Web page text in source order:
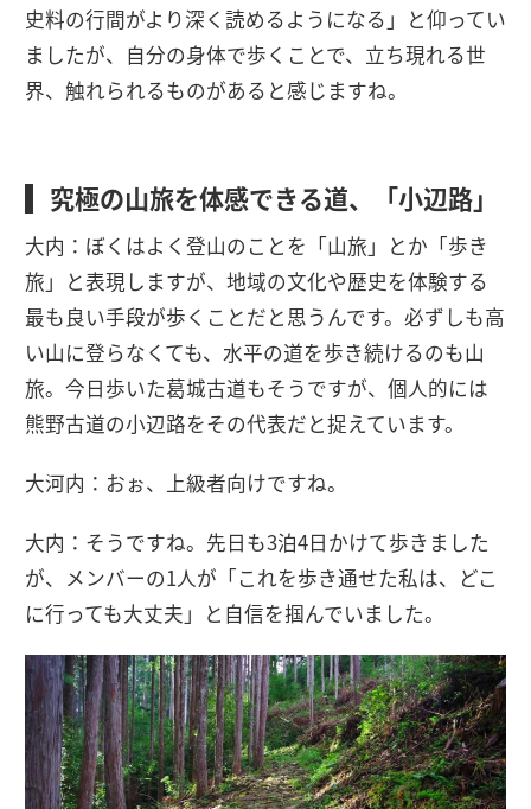
史料の行間がより深く読めるようになる」と仰ってい
ましたが、自分の身体で歩くことで、立ち現れる世
界、触れられるものがあると感じますね。
究極の山旅を体感できる道、「小辺路」
大内：ぼくはよく登山のことを「山旅」とか「歩き
旅」と表現しますが、地域の文化や歴史を体験する
最も良い手段が歩くことだと思うんです。必ずしも高
い山に登らなくても、水平の道を歩き続けるのも山
旅。今日歩いた葛城古道もそうですが、個人的には
熊野古道の小辺路をその代表だと捉えています。
大河内：おぉ、上級者向けですね。
大内：そうですね。先日も3泊4日かけて歩きました
が、メンバーの1人が「これを歩き通せた私は、どこ
に行っても大丈夫」と自信を掴んでいました。